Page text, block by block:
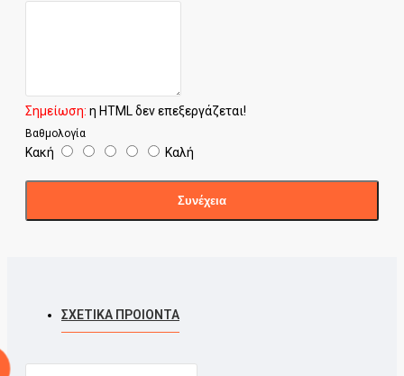
Σημείωση: η HTML δεν επεξεργάζεται!
Βαθμολογία
Κακή Καλή
Συνέχεια
ΣΧΕΤΙΚΑ ΠΡΟΙΟΝΤΑ